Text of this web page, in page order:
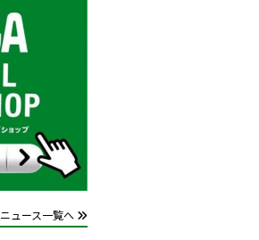
ニュース一覧へ